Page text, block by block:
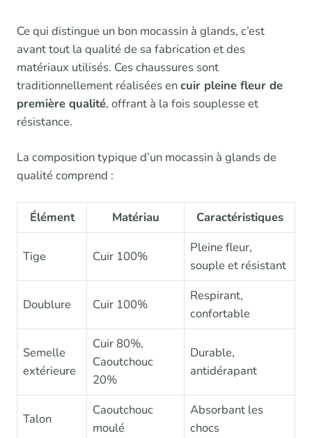
Ce qui distingue un bon mocassin à glands, c’est
avant tout la qualité de sa fabrication et des
matériaux utilisés. Ces chaussures sont
traditionnellement réalisées encuir pleine fleur de
première qualité, offrant à la fois souplesse et
résistance.
La composition typique d’un mocassin à glands de
qualité comprend :
Élément Matériau Caractéristiques
Tige Cuir 100%
Pleine fleur,
souple et résistant
Doublure Cuir 100%
Respirant,
confortable
Semelle
extérieure
Cuir 80%,
Caoutchouc
20%
Durable,
antidérapant
Talon
Caoutchouc
moulé
Absorbant les
chocs